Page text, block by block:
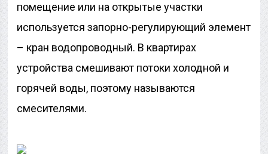
помещение или на открытые участки
используется запорно-регулирующий элемент
– кран водопроводный. В квартирах
устройства смешивают потоки холодной и
горячей воды, поэтому называются
смесителями.